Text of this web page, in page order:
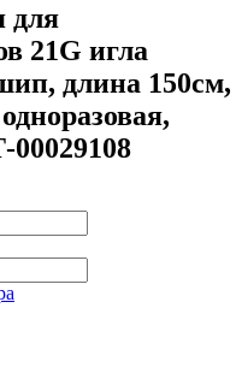
для
21G игла
длина 150см,